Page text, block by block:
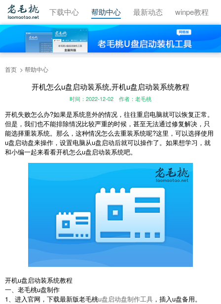
视频教程 下载中心 帮助中心 最新动态 winpe教程
首页 帮助中心
开机怎么u盘启动装系统,开机u盘启动装系统教程
时间：2022-12-02 作者：老毛桃
开机失败怎么办?如果是系统意外的情况，往往重启电脑就可以恢复正常。
但是，我们也不能排除情况比较严重的时候，甚至无法通过修复解决，只
能选择重装系统。那么，这种情况怎么去重装系统呢?这里，可以选择使用
u盘启动盘来操作，设置电脑从u盘启动后就可以操作了。如果想学习，就
和小编一起来看看开机怎么u盘启动装系统吧。
开机u盘启动装系统教程
一、老毛桃u盘制作
1、进入官网，下载最新版老毛桃u盘启动盘制作工具 ，插入u盘备用。